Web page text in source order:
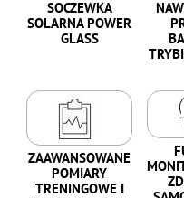
SOCZEWKA
SOLARNA POWER
GLASS
ZAAWANSOWANE
POMIARY
TRENINGOWE I